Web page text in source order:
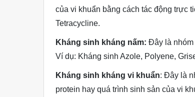
của vi khuẩn bằng cách tác động trực
Tetracycline.
Kháng sinh kháng nấm: Đây là nhóm
Ví dụ: Kháng sinh Azole, Polyene,
Kháng sinh kháng vi khuẩn: Đây là
protein hay quá trình sinh sản của vi